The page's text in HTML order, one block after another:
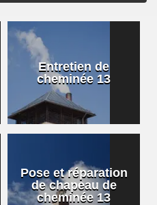
Entretien de
cheminée 13
Pose et réparation
de chapeau de
cheminée 13